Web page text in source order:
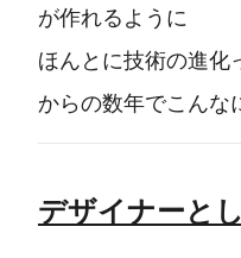
が作れるように
ほんとに技術の進化
からの数年でこん
デザイナーと